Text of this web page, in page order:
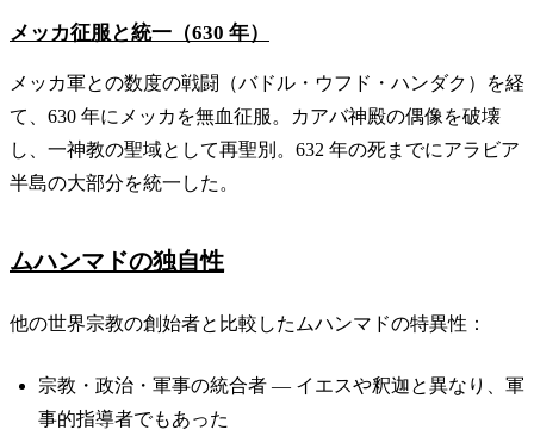
メッカ征服と統一（630 年）
メッカ軍との数度の戦闘（バドル・ウフド・ハンダク）を経
て、630 年にメッカを無血征服。カアバ神殿の偶像を破壊
し、一神教の聖域として再聖別。632 年の死までにアラビア
半島の大部分を統一した。
ムハンマドの独自性
他の世界宗教の創始者と比較したムハンマドの特異性：
宗教・政治・軍事の統合者 — イエスや釈迦と異なり、軍
事的指導者でもあった